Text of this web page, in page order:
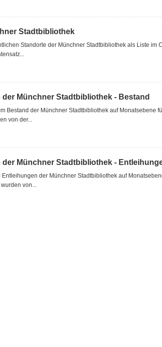
Stadtbibliothek
Standorte der Münchner Stadtbibliothek als Liste im
Münchner Stadtbibliothek - Bestand
Bestand der Münchner Stadtbibliothek auf Monatsebene
von der...
Münchner Stadtbibliothek -
Entleihungen der Münchner Stadtbibliothek auf
von...